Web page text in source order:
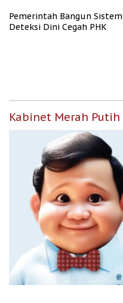
Pemerintah Bangun Sistem
Deteksi Dini Cegah PHK
Kabinet Merah Putih